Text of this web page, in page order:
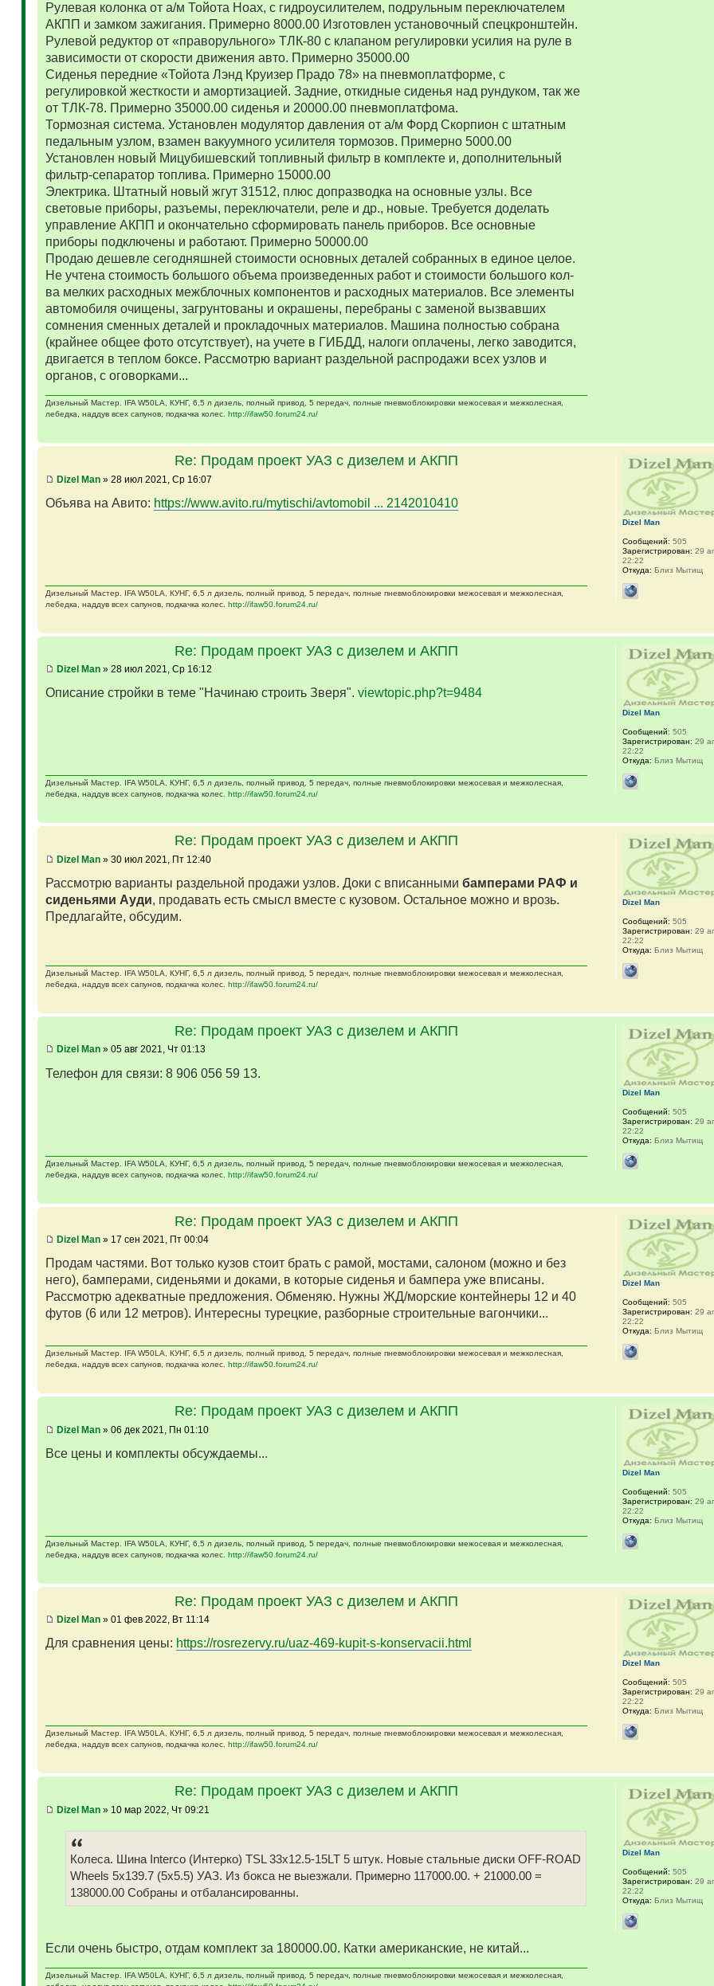
Рулевая колонка от а/м Тойота Ноах, с гидроусилителем, подрульным переключателем
АКПП и замком зажигания. Примерно 8000.00 Изготовлен установочный спецкронштейн.
Рулевой редуктор от «праворульного» ТЛК-80 с клапаном регулировки усилия на руле в
зависимости от скорости движения авто. Примерно 35000.00
Сиденья передние «Тойота Лэнд Круизер Прадо 78» на пневмоплатформе, с
регулировкой жесткости и амортизацией. Задние, откидные сиденья над рундуком, так же
от ТЛК-78. Примерно 35000.00 сиденья и 20000.00 пневмоплатфома.
Тормозная система. Установлен модулятор давления от а/м Форд Скорпион с штатным
педальным узлом, взамен вакуумного усилителя тормозов. Примерно 5000.00
Установлен новый Мицубишевский топливный фильтр в комплекте и, дополнительный
фильтр-сепаратор топлива. Примерно 15000.00
Электрика. Штатный новый жгут 31512, плюс допразводка на основные узлы. Все
световые приборы, разъемы, переключатели, реле и др., новые. Требуется доделать
управление АКПП и окончательно сформировать панель приборов. Все основные
приборы подключены и работают. Примерно 50000.00
Продаю дешевле сегодняшней стоимости основных деталей собранных в единое целое.
Не учтена стоимость большого объема произведенных работ и стоимости большого кол-
ва мелких расходных межблочных компонентов и расходных материалов. Все элементы
автомобиля очищены, загрунтованы и окрашены, перебраны с заменой вызвавших
сомнения сменных деталей и прокладочных материалов. Машина полностью собрана
(крайнее общее фото отсутствует), на учете в ГИБДД, налоги оплачены, легко заводится,
двигается в теплом боксе. Рассмотрю вариант раздельной распродажи всех узлов и
органов, с оговорками...
Дизельный Мастер. IFA W50LA, КУНГ, 6,5 л дизель, полный привод, 5 передач, полные пневмоблокировки межосевая и межколесная,
лебедка, наддув всех сапунов, подкачка колес. http://ifaw50.forum24.ru/
Re: Продам проект УАЗ с дизелем и АКПП
Dizel Man» 28 июл 2021, Ср 16:07
Объява на Авито: https://www.avito.ru/mytischi/avtomobil ... 2142010410
Дизельный Мастер. IFA W50LA, КУНГ, 6,5 л дизель, полный привод, 5 передач, полные пневмоблокировки межосевая и межколесная,
лебедка, наддув всех сапунов, подкачка колес. http://ifaw50.forum24.ru/
Dizel Man
Сообщений: 505
Зарегистрирован: 29
22:22
Откуда: Близ Мытищ
Re: Продам проект УАЗ с дизелем и АКПП
Dizel Man» 28 июл 2021, Ср 16:12
Описание стройки в теме "Начинаю строить Зверя". viewtopic.php?t=9484
Дизельный Мастер. IFA W50LA, КУНГ, 6,5 л дизель, полный привод, 5 передач, полные пневмоблокировки межосевая и межколесная,
лебедка, наддув всех сапунов, подкачка колес. http://ifaw50.forum24.ru/
Dizel Man
Сообщений: 505
Зарегистрирован: 29
22:22
Откуда: Близ Мытищ
Re: Продам проект УАЗ с дизелем и АКПП
Dizel Man» 30 июл 2021, Пт 12:40
Рассмотрю варианты раздельной продажи узлов. Доки с вписанными бамперами РАФ и
сиденьями Ауди, продавать есть смысл вместе с кузовом. Остальное можно и врозь.
Предлагайте, обсудим.
Дизельный Мастер. IFA W50LA, КУНГ, 6,5 л дизель, полный привод, 5 передач, полные пневмоблокировки межосевая и межколесная,
лебедка, наддув всех сапунов, подкачка колес. http://ifaw50.forum24.ru/
Dizel Man
Сообщений: 505
Зарегистрирован: 29
22:22
Откуда: Близ Мытищ
Re: Продам проект УАЗ с дизелем и АКПП
Dizel Man» 05 авг 2021, Чт 01:13
Телефон для связи: 8 906 056 59 13.
Дизельный Мастер. IFA W50LA, КУНГ, 6,5 л дизель, полный привод, 5 передач, полные пневмоблокировки межосевая и межколесная,
лебедка, наддув всех сапунов, подкачка колес. http://ifaw50.forum24.ru/
Dizel Man
Сообщений: 505
Зарегистрирован: 29
22:22
Откуда: Близ Мытищ
Re: Продам проект УАЗ с дизелем и АКПП
Dizel Man» 17 сен 2021, Пт 00:04
Продам частями. Вот только кузов стоит брать с рамой, мостами, салоном (можно и без
него), бамперами, сиденьями и доками, в которые сиденья и бампера уже вписаны.
Рассмотрю адекватные предложения. Обменяю. Нужны ЖД/морские контейнеры 12 и 40
футов (6 или 12 метров). Интересны турецкие, разборные строительные вагончики...
Дизельный Мастер. IFA W50LA, КУНГ, 6,5 л дизель, полный привод, 5 передач, полные пневмоблокировки межосевая и межколесная,
лебедка, наддув всех сапунов, подкачка колес. http://ifaw50.forum24.ru/
Dizel Man
Сообщений: 505
Зарегистрирован: 29
22:22
Откуда: Близ Мытищ
Re: Продам проект УАЗ с дизелем и АКПП
Dizel Man» 06 дек 2021, Пн 01:10
Все цены и комплекты обсуждаемы...
Дизельный Мастер. IFA W50LA, КУНГ, 6,5 л дизель, полный привод, 5 передач, полные пневмоблокировки межосевая и межколесная,
лебедка, наддув всех сапунов, подкачка колес. http://ifaw50.forum24.ru/
Dizel Man
Сообщений: 505
Зарегистрирован: 29
22:22
Откуда: Близ Мытищ
Re: Продам проект УАЗ с дизелем и АКПП
Dizel Man» 01 фев 2022, Вт 11:14
Для сравнения цены: https://rosrezervy.ru/uaz-469-kupit-s-konservacii.html
Дизельный Мастер. IFA W50LA, КУНГ, 6,5 л дизель, полный привод, 5 передач, полные пневмоблокировки межосевая и межколесная,
лебедка, наддув всех сапунов, подкачка колес. http://ifaw50.forum24.ru/
Dizel Man
Сообщений: 505
Зарегистрирован: 29
22:22
Откуда: Близ Мытищ
Re: Продам проект УАЗ с дизелем и АКПП
Dizel Man» 10 мар 2022, Чт 09:21
Колеса. Шина Interco (Интерко) TSL 33x12.5-15LT 5 штук. Новые стальные диски OFF-ROAD
Wheels 5x139.7 (5x5.5) УАЗ. Из бокса не выезжали. Примерно 117000.00. + 21000.00 =
138000.00 Собраны и отбалансированны.
Если очень быстро, отдам комплект за 180000.00. Катки американские, не китай...
Дизельный Мастер. IFA W50LA, КУНГ, 6,5 л дизель, полный привод, 5 передач, полные пневмоблокировки межосевая и межколесная,
Dizel Man
Сообщений: 505
Зарегистрирован: 29
22:22
Откуда: Близ Мытищ